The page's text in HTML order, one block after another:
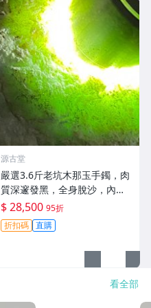
源古堂
嚴選3.6斤老坑木那玉手鐲，肉
質深邃發黑，全身脫沙，內化
冰凍美愝手鐲 翡翠 玉石 A貨
$ 28,500 95折
折扣碼 直購
看全部